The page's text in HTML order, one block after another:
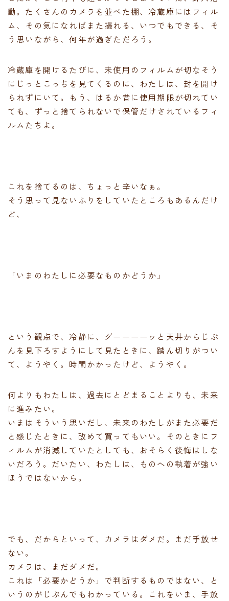
動。たくさんのカメラを並べた棚、冷蔵庫にはフィル
ム、その気になればまた撮れる、いつでもできる、そ
う思いながら、何年が過ぎただろう。
冷蔵庫を開けるたびに、未使用のフィルムが切なそう
にじっとこっちを見てくるのに、わたしは、封を開け
られずにいて。もう、はるか昔に使用期限が切れてい
ても、ずっと捨てられないで保管だけされているフィ
ルムたちよ。
これを捨てるのは、ちょっと辛いなぁ。
そう思って見ないふりをしていたところもあるんだけ
ど、
「いまのわたしに必要なものかどうか」
という観点で、冷静に、グーーーーッと天井からじぶ
んを見下ろすようにして見たときに、踏ん切りがつい
て、ようやく。時間かかったけど、ようやく。
何よりもわたしは、過去にとどまることよりも、未来
に進みたい。
いまはそういう思いだし、未来のわたしがまた必要だ
と感じたときに、改めて買ってもいい。そのときにフ
ィルムが消滅していたとしても、おそらく後悔はしな
いだろう。だいたい、わたしは、ものへの執着が強い
ほうではないから。
でも、だからといって、カメラはダメだ。まだ手放せ
ない。
カメラは、まだダメだ。
これは「必要かどうか」で判断するものではない、と
いうのがじぶんでもわかっている。これをいま、手放